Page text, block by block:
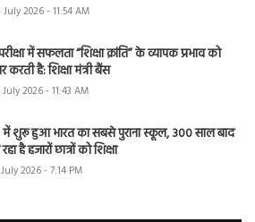
July 2026 - 11:54 AM
में सफलता “शिक्षा क्रांति” के व्यापक प्रभाव को
करती है: शिक्षा मंत्री बैंस
July 2026 - 11:43 AM
में शुरू हुआ भारत का सबसे पुराना स्कूल, 300 साल बाद
है हजारों छात्रों को शिक्षा
2026 - 7:14 PM